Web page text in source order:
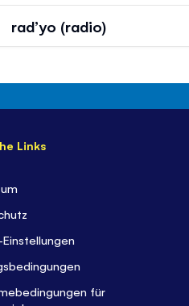
rad’yo (radio)
Links
für